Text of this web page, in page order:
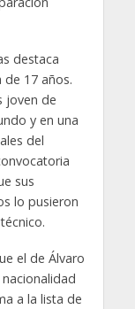
destaca
de 17 años.
joven de
y en una
del
sus
lo pusieron
el de Álvaro
a la lista de